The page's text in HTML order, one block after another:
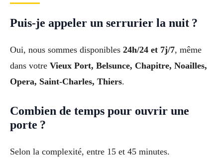
Puis-je appeler un serrurier la nuit ?
Oui, nous sommes disponibles 24h/24 et 7j/7, même
dans votre Vieux Port, Belsunce, Chapitre, Noailles,
Opera, Saint-Charles, Thiers.
Combien de temps pour ouvrir une
porte ?
Selon la complexité, entre 15 et 45 minutes.